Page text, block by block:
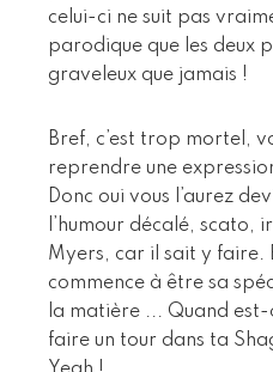
celui-ci ne suit pas
parodique que les deux
graveleux que jamais !
Bref, c’est trop mortel,
reprendre une
Donc oui vous l’aurez
l’humour décalé, scato,
Myers, car il sait y faire.
commence à être sa
la matière ... Quand est-
faire un tour dans ta